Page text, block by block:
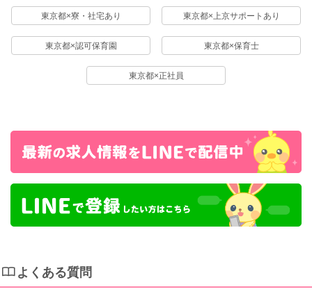
東京都×寮・社宅あり 東京都×上京サポートあり
東京都×認可保育園 東京都×保育士
東京都×正社員
よくある質問